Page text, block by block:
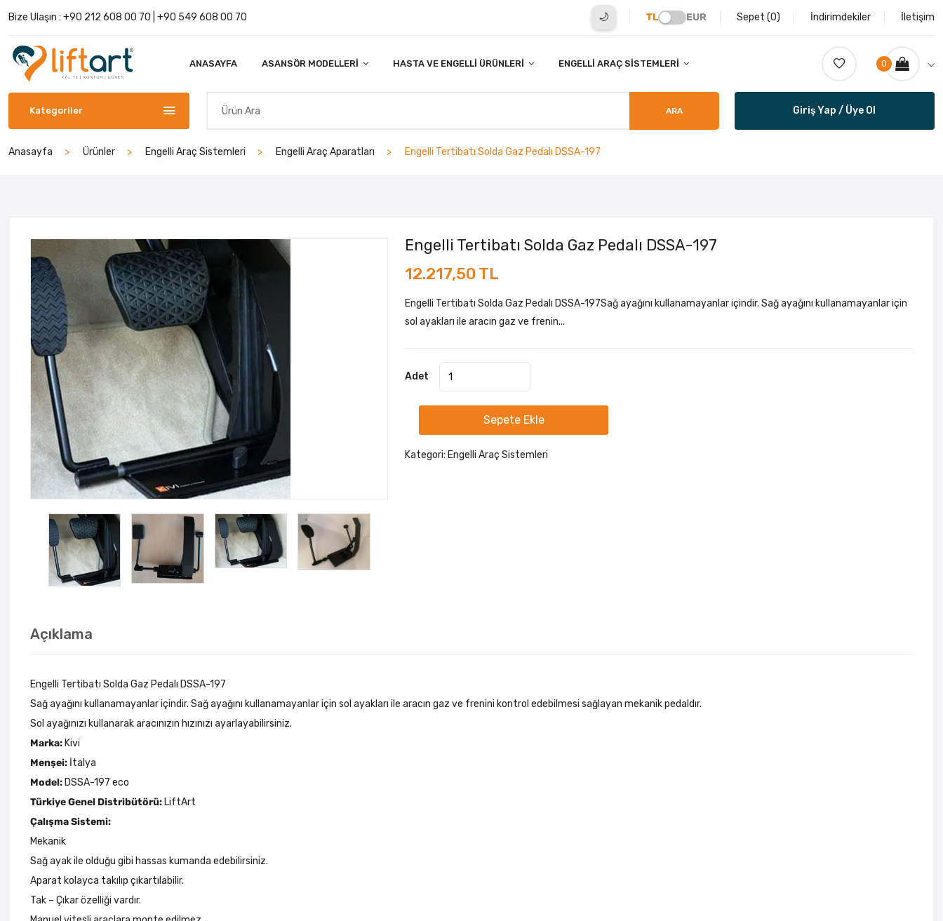
Bize Ulaşın : +90 212 608 00 70 +90 549 608 00 70 🌙 TL EUR Sepet (0) İndirimdekiler İletişim
ANASAYFA ASANSÖR MODELLERI HASTA VE ENGELLI ÜRÜNLERI ENGELLI ARAÇ SISTEMLERI 0
Kategoriler ARA Giriş Yap / Üye Ol
Anasayfa Ürünler Engelli Araç Sistemleri Engelli Araç Aparatları Engelli Tertibatı Solda Gaz Pedalı DSSA-197
Engelli Tertibatı Solda Gaz Pedalı DSSA-197
12.217,50 TL
Engelli Tertibatı Solda Gaz Pedalı DSSA-197Sağ ayağını kullanamayanlar içindir. Sağ ayağını kullanamayanlar için
sol ayakları ile aracın gaz ve frenin...
Adet
Sepete Ekle
Kategori: Engelli Araç Sistemleri
Açıklama
Engelli Tertibatı Solda Gaz Pedalı DSSA-197
Sağ ayağını kullanamayanlar içindir. Sağ ayağını kullanamayanlar için sol ayakları ile aracın gaz ve frenini kontrol edebilmesi sağlayan mekanik pedaldır.
Sol ayağınızı kullanarak aracınızın hızınızı ayarlayabilirsiniz.
Marka: Kivi
Menşei: İtalya
Model: DSSA-197 eco
Türkiye Genel Distribütörü: LiftArt
Çalışma Sistemi:
Mekanik
Sağ ayak ile olduğu gibi hassas kumanda edebilirsiniz.
Aparat kolayca takılıp çıkartılabilir.
Tak – Çıkar özelliği vardır.